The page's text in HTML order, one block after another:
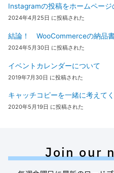
Instagramの投稿をホームページ
2024年4月25日 に投稿された
結論！ WooCommerceの納品書
2024年5月30日 に投稿された
イベントカレンダーについて
2019年7月30日 に投稿された
キャッチコピーを一緒に考えて
2020年5月19日 に投稿された
Join our